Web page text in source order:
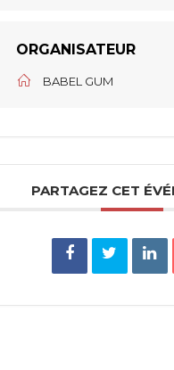
ORGANISATEUR
BABEL GUM
PARTAGEZ CET